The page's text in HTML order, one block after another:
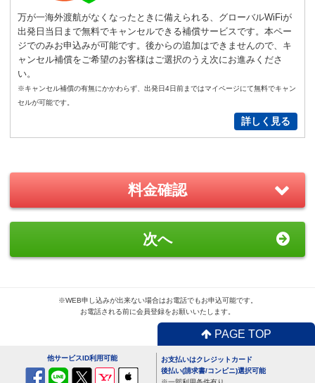
通常
Sサイズ － 0 ＋
New!
おすすめ
ルセット
1,870円/日（税込）
USBx4ポートACアダプター
110円/日（税込）
万が一海外渡航がなくなったときに備えられる、グローバルWiFiが
出発日当日まで無料でキャンセルできる補償サービスです。本ペー
ジでのみお申込みが可能です。後からの追加はできませんので、キ
ャンセル補償をご希望のお客様はご選択のうえ次にお進みくださ
い。
※キャンセル補償の有無にかかわらず、出発日4日前まではマイページにて無料でキャン
セルが可能です。
詳しく見る
料金確認
次へ
※WEB申し込みが出来ない場合はお電話でもお申込可能です。
お電話される前に会員登録をお願いいたします。
PAGE TOP
他サービスID利用可能
お支払いはクレジットカード
後払い(請求書/コンビニ)選択可能